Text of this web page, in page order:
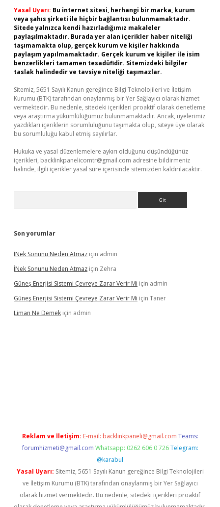
Yasal Uyarı: Bu internet sitesi, herhangi bir marka, kurum
veya şahıs şirketi ile hiçbir bağlantısı bulunmamaktadır.
Sitede yalnızca kendi hazırladığımız makaleler
paylaşılmaktadır. Burada yer alan içerikler haber niteliği
taşımamakta olup, gerçek kurum ve kişiler hakkında
paylaşım yapılmamaktadır. Gerçek kurum ve kişiler ile isim
benzerlikleri tamamen tesadüfidir. Sitemizdeki bilgiler
taslak halindedir ve tavsiye niteliği taşımazlar.
Sitemiz, 5651 Sayılı Kanun gereğince Bilgi Teknolojileri ve İletişim
Kurumu (BTK) tarafından onaylanmış bir Yer Sağlayıcı olarak hizmet
vermektedir. Bu nedenle, sitedeki içerikleri proaktif olarak denetleme
veya araştırma yükümlülüğümüz bulunmamaktadır. Ancak, üyelerimiz
yazdıkları içeriklerin sorumluluğunu taşımakta olup, siteye üye olarak
bu sorumluluğu kabul etmiş sayılırlar.
Hukuka ve yasal düzenlemelere aykırı olduğunu düşündüğünüz
içerikleri, backlinkpanelicomtr@gmail.com adresine bildirmeniz
halinde, ilgili içerikler yasal süre içerisinde sitemizden kaldırılacaktır.
Son yorumlar
İNek Sonunu Neden Atmaz için admin
İNek Sonunu Neden Atmaz için Zehra
Güneş Enerjisi Sistemi Çevreye Zarar Verir Mi için admin
Güneş Enerjisi Sistemi Çevreye Zarar Verir Mi için Taner
Liman Ne Demek için admin
Reklam ve İletişim: E-mail: backlinkpaneli@gmail.com Teams:
forumhizmeti@gmail.com Whatsapp: 0262 606 0 726 Telegram:
@karabul
Yasal Uyarı: Sitemiz, 5651 Sayılı Kanun gereğince Bilgi Teknolojileri
ve İletişim Kurumu (BTK) tarafından onaylanmış bir Yer Sağlayıcı
olarak hizmet vermektedir. Bu nedenle, sitedeki içerikleri proaktif